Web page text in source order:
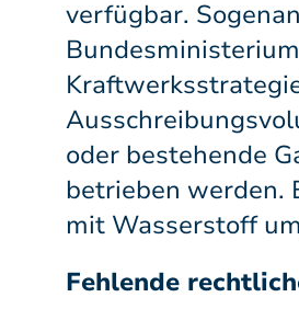
verfügbar.
oder bestehende
betrieben werden.
mit Wasserstoff
Fehlende